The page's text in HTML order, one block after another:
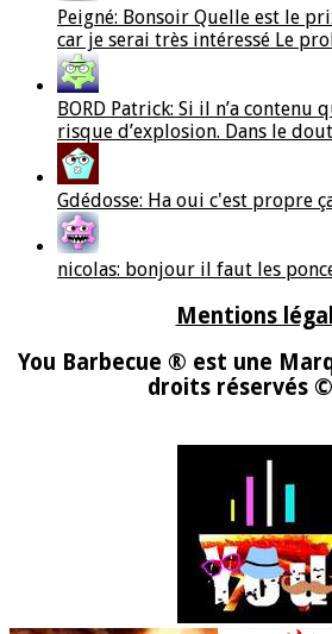
Peigné: Bonsoir Quelle est le
car je serai très intéressé Le
BORD Patrick: Si il n’a contenu
risque d’explosion. Dans le
Gdédosse: Ha oui c'est propre
nicolas: bonjour il faut les
Mentions
You Barbecue ® est une
droits réservés ©